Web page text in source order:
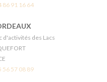
86 91 16 64
d'activités des Lacs
56 57 08 89